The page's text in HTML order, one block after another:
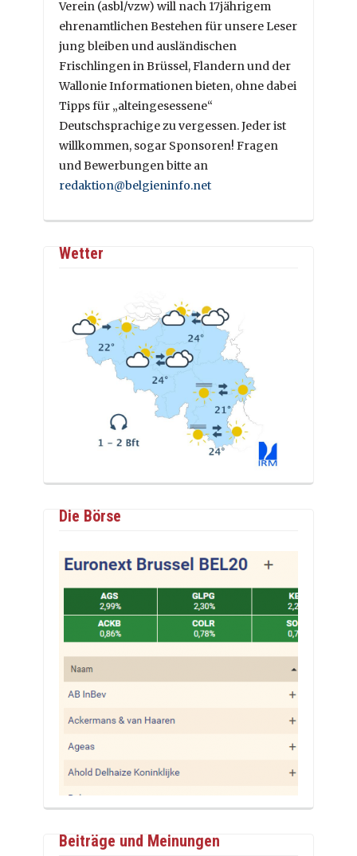
Verein (asbl/vzw) will nach 17jährigem
ehrenamtlichen Bestehen für unsere Leser
jung bleiben und ausländischen
Frischlingen in Brüssel, Flandern und der
Wallonie Informationen bieten, ohne dabei
Tipps für „alteingesessene“
Deutschsprachige zu vergessen. Jeder ist
willkommen, sogar Sponsoren! Fragen
und Bewerbungen bitte an
redaktion@belgieninfo.net
Wetter
Die Börse
Beiträge und Meinungen